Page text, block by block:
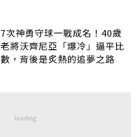
7次神勇守球一戰成名！40歲
老將沃齊尼亞「爆冷」逼平比
數，背後是炙熱的追夢之路